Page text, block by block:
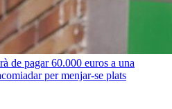
de pagar 60.000 euros a una
per menjar-se plats